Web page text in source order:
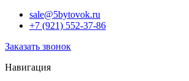
sale@5bytovok.ru
+7 (921) 552-37-86
Заказать звонок
Навигация